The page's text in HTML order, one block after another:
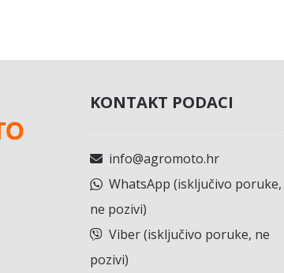
KONTAKT PODACI
info@agromoto.hr
WhatsApp (isključivo poruke,
ne pozivi)
Viber (isključivo poruke, ne
pozivi)